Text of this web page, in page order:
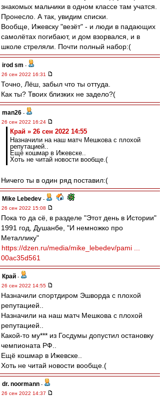
знакомых мальчики в одном классе там учатся.
Пронесло. А так, увидим списки.
Вообще, Ижевску "везёт" - и люди в падающих
самолётах погибают, и дом взорвался, и в
школе стреляли. Почти полный набор:(
irod sm -
26 сен 2022 16:31
Точно, Лёш, забыл что ты оттуда.
Как ты? Твоих близких не задело?(
man26 -
26 сен 2022 16:24
Край » 26 сен 2022 14:55
Назначили на наш матч Мешкова с плохой
репутацией..
Ещё кошмар в Ижевске..
Хоть не читай новости вообще.(
Ничего ты в один ряд поставил:(
Mike Lebedev -
26 сен 2022 15:08
Пока то да сё, в разделе "Этот день в Истории"
1991 год, Душанбе, "И немножко про
Металлику"
https://dzen.ru/media/mike_lebedev/pami ...
00ac35d561
Край -
26 сен 2022 14:55
Назначили спортдиром Эшворда с плохой
репутацией..
Назначили на наш матч Мешкова с плохой
репутацией..
Какой-то му*** из Госдумы допустил остановку
чемпионата РФ..
Ещё кошмар в Ижевске..
Хоть не читай новости вообще.(
dr. noormann -
26 сен 2022 14:37